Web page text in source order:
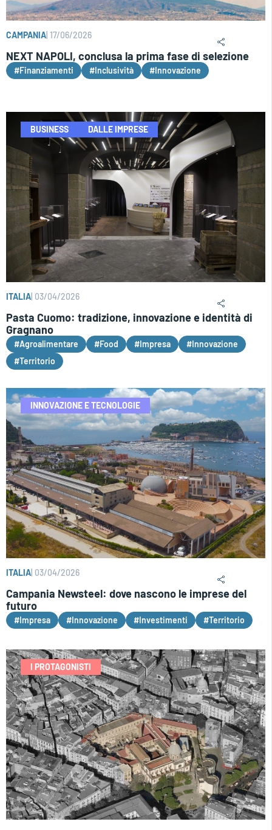
CAMPANIA 17/06/2026
NEXT NAPOLI, conclusa la prima fase di selezione
#Finanziamenti #Inclusività #Innovazione
BUSINESS DALLE IMPRESE
ITALIA 03/04/2026
Pasta Cuomo: tradizione, innovazione e identità di
Gragnano
#Agroalimentare #Food #Impresa
#Innovazione
#Territorio
INNOVAZIONE E TECNOLOGIE
ITALIA 03/04/2026
Campania Newsteel: dove nascono le imprese del
futuro
#Impresa #Innovazione #Investimenti #Territorio
I PROTAGONISTI